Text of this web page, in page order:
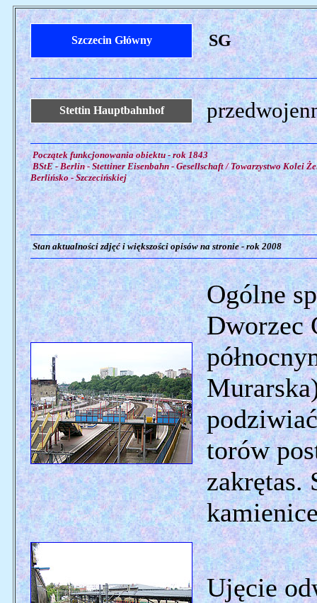
Szczecin Główny SG
Stettin Hauptbahnhof
Początek funkcjonowania obiektu - rok 1843
BStE - Berlin - Stettiner Eisenbahn - Gesellschaft / Towarzystwo Kolei
Berlińsko - Szczecińskiej
Stan aktualności zdjęć i większości opisów na stronie - rok 2008
Ogólne
Dworzec
torów
zakrętas.
Ujęcie